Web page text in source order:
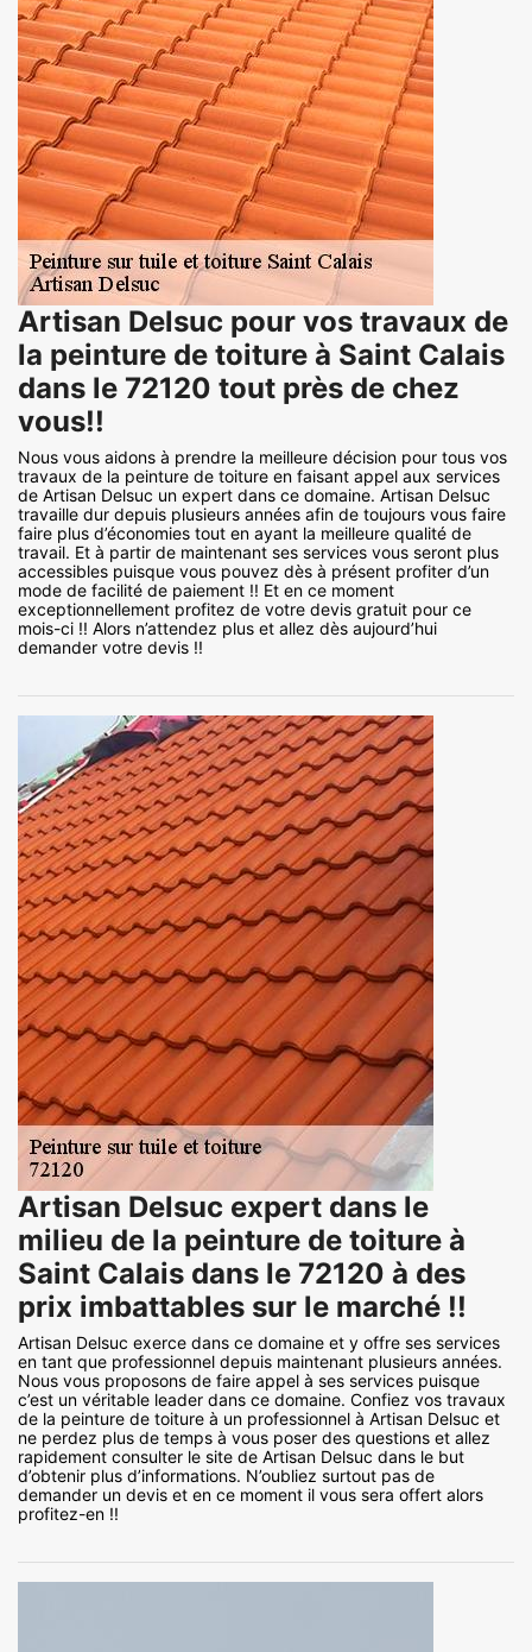
Artisan Delsuc pour vos travaux de
la peinture de toiture à Saint Calais
dans le 72120 tout près de chez
vous!!
Nous vous aidons à prendre la meilleure décision pour tous vos
travaux de la peinture de toiture en faisant appel aux services
de Artisan Delsuc un expert dans ce domaine. Artisan Delsuc
travaille dur depuis plusieurs années afin de toujours vous faire
faire plus d’économies tout en ayant la meilleure qualité de
travail. Et à partir de maintenant ses services vous seront plus
accessibles puisque vous pouvez dès à présent profiter d’un
mode de facilité de paiement !! Et en ce moment
exceptionnellement profitez de votre devis gratuit pour ce
mois-ci !! Alors n’attendez plus et allez dès aujourd’hui
demander votre devis !!
Artisan Delsuc expert dans le
milieu de la peinture de toiture à
Saint Calais dans le 72120 à des
prix imbattables sur le marché !!
Artisan Delsuc exerce dans ce domaine et y offre ses services
en tant que professionnel depuis maintenant plusieurs années.
Nous vous proposons de faire appel à ses services puisque
c’est un véritable leader dans ce domaine. Confiez vos travaux
de la peinture de toiture à un professionnel à Artisan Delsuc et
ne perdez plus de temps à vous poser des questions et allez
rapidement consulter le site de Artisan Delsuc dans le but
d’obtenir plus d’informations. N’oubliez surtout pas de
demander un devis et en ce moment il vous sera offert alors
profitez-en !!